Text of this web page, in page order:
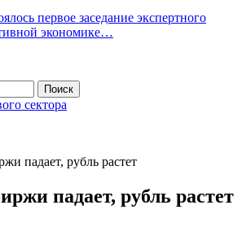
первое заседание экспертного
экономике…
падает, рубль растет
падает, рубль растет